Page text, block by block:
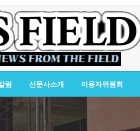
럼 신문사소개 이용자위원회